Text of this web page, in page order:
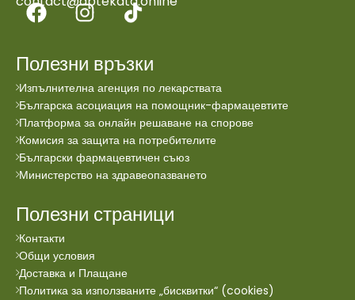
Полезни връзки
Изпълнителна агенция по лекарствата
Българска асоциация на помощник-фармацевтите
Платформа за онлайн решаване на спорове
Комисия за защита на потребителите
Български фармацевтичен съюз
Министерство на здравеопазването
Полезни страници
Контакти
Общи условия
Доставка и Плащане
Политика за използваните „бисквитки“ (cookies)